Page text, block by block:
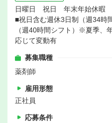
日曜日 祝日 年末年始休暇
■祝日含む週休3日制（週34時
（週40時間シフト）※夏季、
応じて変動有
募集職種
薬剤師
雇用形態
正社員
応募条件